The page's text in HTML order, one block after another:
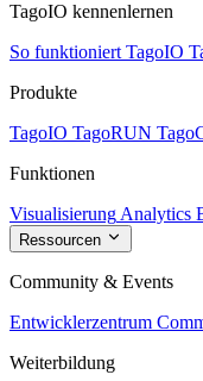
TagoIO kennenlernen
So funktioniert TagoIO
Produkte
TagoIO TagoRUN
Funktionen
Visualisierung Analytics
Ressourcen
Community & Events
Entwicklerzentrum
Weiterbildung